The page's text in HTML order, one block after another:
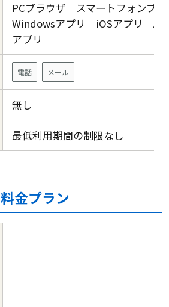
PCブラウザ スマートフォンブ
Windowsアプリ iOSアプリ
アプリ
電話 メール
無し
最低利用期間の制限なし
料金プラン